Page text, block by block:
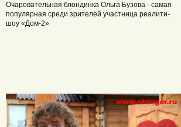
Очаровательная блондинка Ольга Бузова - самая
популярная среди зрителей участница реалити-
шоу «Дом-2»